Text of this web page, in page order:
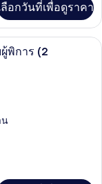
ลือกวันที่เพื่อดูราคา
พัก, โต๊ะทำงาน, พื้นที่ท
พิการ (2
น